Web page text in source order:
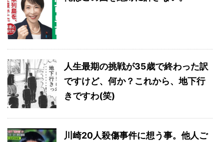
人生最期の挑戦が35歳で終わった訳
ですけど、何か？これから、地下行
きですわ(笑)
川崎20人殺傷事件に想う事。他人ご